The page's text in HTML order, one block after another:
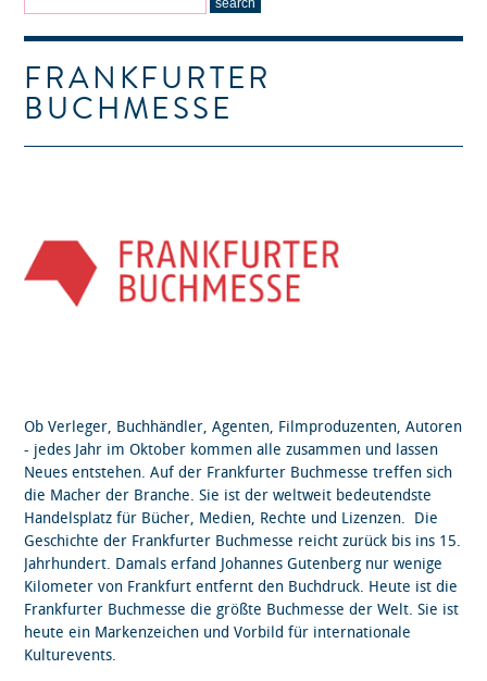
FRANKFURTER
BUCHMESSE
Ob Verleger, Buchhändler, Agenten, Filmproduzenten, Autoren
- jedes Jahr im Oktober kommen alle zusammen und lassen
Neues entstehen. Auf der Frankfurter Buchmesse treffen sich
die Macher der Branche. Sie ist der weltweit bedeutendste
Handelsplatz für Bücher, Medien, Rechte und Lizenzen. Die
Geschichte der Frankfurter Buchmesse reicht zurück bis ins 15.
Jahrhundert. Damals erfand Johannes Gutenberg nur wenige
Kilometer von Frankfurt entfernt den Buchdruck. Heute ist die
Frankfurter Buchmesse die größte Buchmesse der Welt. Sie ist
heute ein Markenzeichen und Vorbild für internationale
Kulturevents.